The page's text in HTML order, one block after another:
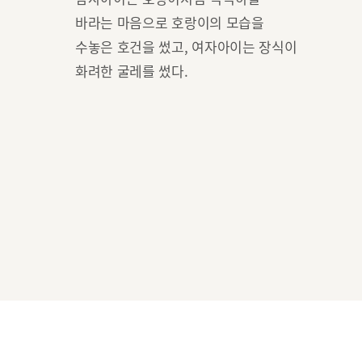
바라는 마음으로 호랑이의 모습을
수놓은 호건을 썼고, 여자아이는 장식이
화려한 굴레를 썼다.